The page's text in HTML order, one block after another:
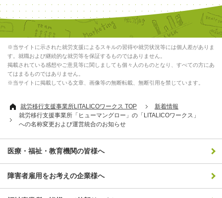
※当サイトに示された就労支援によるスキルの習得や就労状況等には個人差がありま
す。就職および継続的な就労等を保証するものではありません。
掲載されている感想やご意見等に関しましても個々人のものとなり、すべての方にあ
てはまるものではありません。
※当サイトに掲載している文章、画像等の無断転載、無断引用を禁じています。
就労移行支援事業所LITALICOワークス TOP
新着情報
就労移行支援事業所「ヒューマングロー」の「LITALICOワークス」
への名称変更および運営統合のお知らせ
医療・福祉・教育機関の皆様へ
障害者雇用をお考えの企業様へ